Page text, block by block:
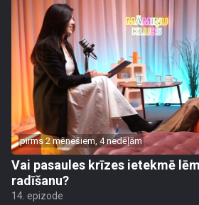
pirms 2 mēnešiem, 4 nedēļām
Vai pasaules krīzes ietekmē
radīšanu?
14. epizode